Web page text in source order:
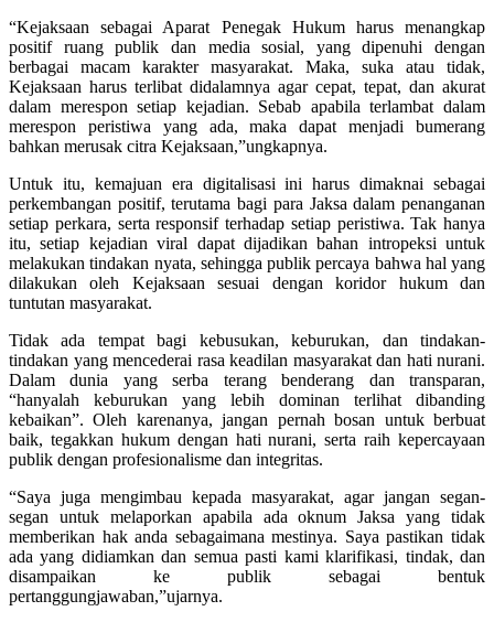
“Kejaksaan sebagai Aparat Penegak Hukum harus menangkap
positif ruang publik dan media sosial, yang dipenuhi dengan
berbagai macam karakter masyarakat. Maka, suka atau tidak,
Kejaksaan harus terlibat didalamnya agar cepat, tepat, dan akurat
dalam merespon setiap kejadian. Sebab apabila terlambat dalam
merespon peristiwa yang ada, maka dapat menjadi bumerang
bahkan merusak citra Kejaksaan,”ungkapnya.
Untuk itu, kemajuan era digitalisasi ini harus dimaknai sebagai
perkembangan positif, terutama bagi para Jaksa dalam penanganan
setiap perkara, serta responsif terhadap setiap peristiwa. Tak hanya
itu, setiap kejadian viral dapat dijadikan bahan intropeksi untuk
melakukan tindakan nyata, sehingga publik percaya bahwa hal yang
dilakukan oleh Kejaksaan sesuai dengan koridor hukum dan
tuntutan masyarakat.
Tidak ada tempat bagi kebusukan, keburukan, dan tindakan-
tindakan yang mencederai rasa keadilan masyarakat dan hati nurani.
Dalam dunia yang serba terang benderang dan transparan,
“hanyalah keburukan yang lebih dominan terlihat dibanding
kebaikan”. Oleh karenanya, jangan pernah bosan untuk berbuat
baik, tegakkan hukum dengan hati nurani, serta raih kepercayaan
publik dengan profesionalisme dan integritas.
“Saya juga mengimbau kepada masyarakat, agar jangan segan-
segan untuk melaporkan apabila ada oknum Jaksa yang tidak
memberikan hak anda sebagaimana mestinya. Saya pastikan tidak
ada yang didiamkan dan semua pasti kami klarifikasi, tindak, dan
disampaikan ke publik sebagai bentuk
pertanggungjawaban,”ujarnya.